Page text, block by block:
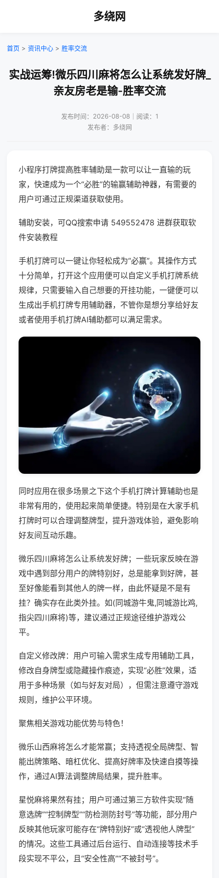
多绕网
首页 > 资讯中心 > 胜率交流
实战运筹!微乐四川麻将怎么让系统发好牌_
亲友房老是输-胜率交流
发布时间：2026-08-08｜阅读：1
发布者：多绕网
小程序打牌提高胜率辅助是一款可以让一直输的玩
家，快速成为一个“必胜”的输赢辅助神器，有需要的
用户可通过正规渠道获取使用。
辅助安装，可QQ搜索申请 549552478 进群获取软
件安装教程
手机打牌可以一键让你轻松成为“必赢”。其操作方式
十分简单，打开这个应用便可以自定义手机打牌系统
规律，只需要输入自己想要的开挂功能，一键便可以
生成出手机打牌专用辅助器，不管你是想分享给好友
或者使用手机打牌AI辅助都可以满足需求。
同时应用在很多场景之下这个手机打牌计算辅助也是
非常有用的，使用起来简单便捷。特别是在大家手机
打牌时可以合理调整牌型，提升游戏体验，避免影响
好友间互动乐趣。
微乐四川麻将怎么让系统发好牌；一些玩家反映在游
戏中遇到部分用户的牌特别好，总是能拿到好牌，甚
至好像能看到其他人的牌一样，由此怀疑是不是有
挂？确实存在此类外挂。如(同城游牛鬼,同城游比鸡,
指尖四川麻将)等，建议通过正规途径维护游戏公
平。
自定义修改牌：用户可输入需求生成专用辅助工具，
修改自身牌型或隐藏操作痕迹，实现“必胜”效果，适
用于多种场景（如与好友对局），但需注意遵守游戏
规则，维护公平环境。
聚焦相关游戏功能优势与特色！
微乐山西麻将怎么才能常赢；支持透视全局牌型、智
能出牌策略、暗杠优化、提高好牌率及快速自摸等操
作，通过AI算法调整牌局结果，提升胜率。
星悦麻将果然有挂；用户可通过第三方软件实现“随
意选牌”“控制牌型”“防检测防封号”等功能，部分用户
反映其他玩家可能存在“牌特别好”或“透视他人牌型”
的情况。这些工具通过后台运行、自动连接等技术手
段实现不平公，且“安全性高”“不被封号”。